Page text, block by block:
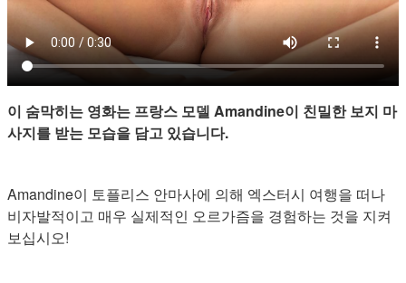
이 숨막히는 영화는 프랑스 모델 Amandine이 친밀한 보지 마
사지를 받는 모습을 담고 있습니다.
Amandine이 토플리스 안마사에 의해 엑스터시 여행을 떠나
비자발적이고 매우 실제적인 오르가즘을 경험하는 것을 지켜
보십시오!